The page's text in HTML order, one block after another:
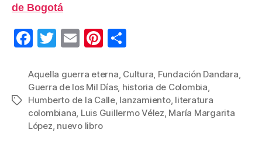
de Bogotá
F
c
e
b
o
T
tt
er
E
ail
Pi
er
e
st
m
p
ar
Etiquetas
Aquella guerra eterna Cultura Fundación Dandara
Guerra de los Mil Días, historia de Colombia
Humberto de la Calle, lanzamiento, literatura
colombiana Luis Guillermo Vélez María Margarita
López nuevo libro